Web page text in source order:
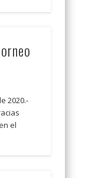
2020.-
el